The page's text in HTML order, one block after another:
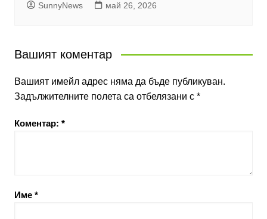
SunnyNews май 26, 2026
Вашият коментар
Вашият имейл адрес няма да бъде публикуван.
Задължителните полета са отбелязани с *
Коментар: *
Име *